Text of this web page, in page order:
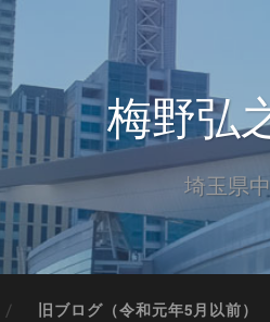
梅野弘
埼玉県
旧ブログ（令和元年5月以前）